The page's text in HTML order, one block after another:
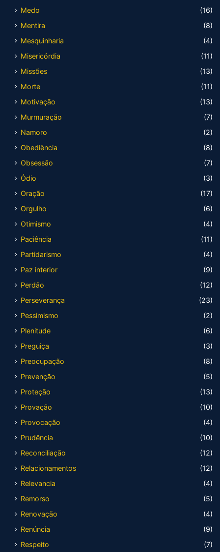
Medo
(16)
Mentira
(8)
Mesquinharia
(4)
Misericórdia
(11)
Missões
(13)
Morte
(11)
Motivação
(13)
Murmuração
(7)
Namoro
(2)
Obediência
(8)
Obsessão
(7)
Ódio
(3)
Oração
(17)
Orgulho
(6)
Otimismo
(4)
Paciência
(11)
Partidarismo
(4)
Paz interior
(9)
Perdão
(12)
Perseverança
(23)
Pessimismo
(2)
Plenitude
(6)
Preguiça
(3)
Preocupação
(8)
Prevenção
(5)
Proteção
(13)
Provação
(10)
Provocação
(4)
Prudência
(10)
Reconciliação
(12)
Relacionamentos
(12)
Relevancia
(4)
Remorso
(5)
Renovação
(4)
Renúncia
(9)
Respeito
(7)